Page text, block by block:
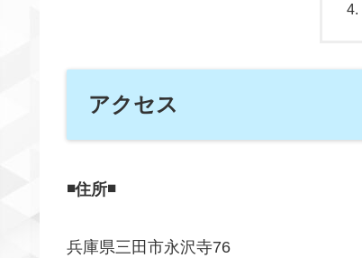
アクセス
◾️住所◾️
兵庫県三田市永沢寺76